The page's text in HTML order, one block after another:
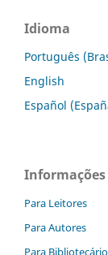
Idioma
Português
English
Español
Informações
Para Leitores
Para Autores
Para